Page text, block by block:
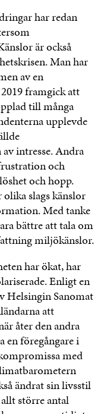
har redan
är också
Man har
av en
framgick att
till många
upplevde
intresse. Andra
och
och hopp.
slags känslor
Med tanke
bättre att tala om
miljökänslor.
har ökat, har
Enligt en
Helsingin Sanomat
att
åter den andra
en föregångare i
med
ändrat sin livsstil
större antal